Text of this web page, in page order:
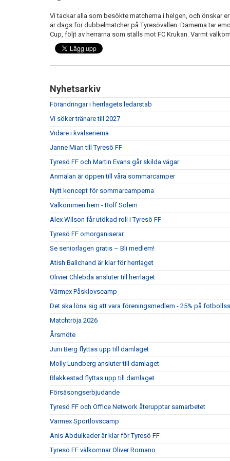
Vi tackar alla som besökte matcherna i helgen, och önskar
är dags för dubbelmatcher på Tyresövallen. Damerna tar
Cup, följt av herrarna som ställs mot FC Krukan. Varmt
Nyhetsarkiv
Förändringar i herrlagets ledarstab
Vi söker tränare till 2027
Vidare i kvalserierna
Janne Mian till Tyresö FF
Tyresö FF och Martin Evans går skilda vägar
Anmälan är öppen till våra sommarcamper
Nytt koncept för sommarcamperna
Välkommen hem - Rolf Solem
Alex Wilson får utökad roll i Tyresö FF
Tyresö FF omorganiserar
Se seniorlagen gratis – Bli medlem!
Atish Ballchand är klar för herrlaget
Olivier Chlebda ansluter till herrlaget
Värmex Påsklovscamp
Det ska löna sig att vara föreningsmedlem - 25% på
Matchtröja 2026
Årsmöte
Juni Berg flyttas upp till damlaget
Molly Lundberg ansluter till damlaget
Blakkestad flyttas upp till damlaget
Försäsongserbjudande
Tyresö FF och Office Network återupptar samarbetet
Värmex Sportlovscamp
Anis Abdulkader är klar för Tyresö FF
Tyresö FF välkomnar Oliver Romano